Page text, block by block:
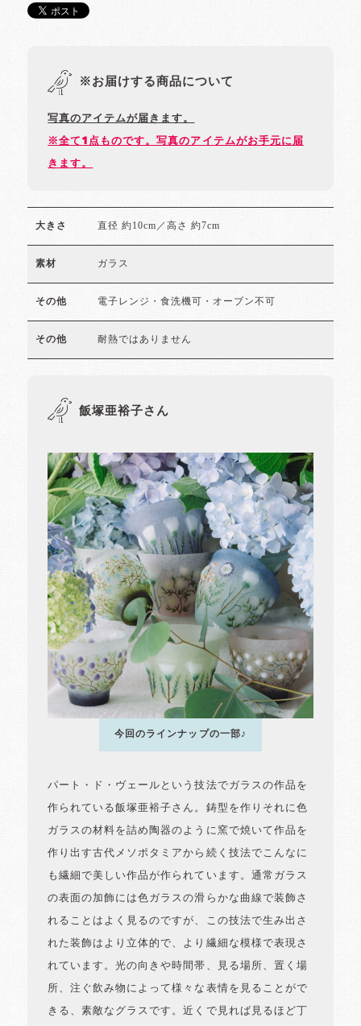
※お届けする商品について
写真のアイテムが届きます。
※全て1点ものです。写真のアイテムがお手元に届
きます。
大きさ 直径 約10cm／高さ 約7cm
素材 ガラス
その他 電子レンジ・食洗機可・オーブン不可
その他 耐熱ではありません
飯塚亜裕子さん
今回のラインナップの一部♪
パート・ド・ヴェールという技法でガラスの作品を
作られている飯塚亜裕子さん。鋳型を作りそれに色
ガラスの材料を詰め陶器のように窯で焼いて作品を
作り出す古代メソポタミアから続く技法でこんなに
も繊細で美しい作品が作られています。通常ガラス
の表面の加飾には色ガラスの滑らかな曲線で装飾さ
れることはよく見るのですが、この技法で生み出さ
れた装飾はより立体的で、より繊細な模様で表現さ
れています。光の向きや時間帯、見る場所、置く場
所、注ぐ飲み物によって様々な表情を見ることがで
きる、素敵なグラスです。近くで見れば見るほど丁